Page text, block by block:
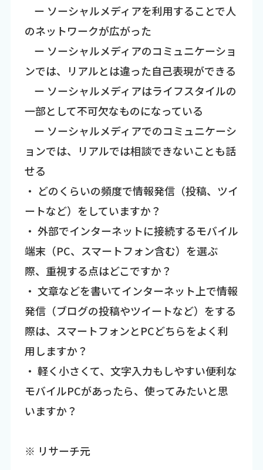
ー ソーシャルメディアを利用することで人
のネットワークが広がった
ー ソーシャルメディアのコミュニケーショ
ンでは、リアルとは違った自己表現ができる
ー ソーシャルメディアはライフスタイルの
一部として不可欠なものになっている
ー ソーシャルメディアでのコミュニケーシ
ョンでは、リアルでは相談できないことも話
せる
・ どのくらいの頻度で情報発信（投稿、ツイ
ートなど）をしていますか？
・ 外部でインターネットに接続するモバイル
端末（PC、スマートフォン含む）を選ぶ
際、重視する点はどこですか？
・ 文章などを書いてインターネット上で情報
発信（ブログの投稿やツイートなど）をする
際は、スマートフォンとPCどちらをよく利
用しますか？
・ 軽く小さくて、文字入力もしやすい便利な
モバイルPCがあったら、使ってみたいと思
いますか？
※ リサーチ元